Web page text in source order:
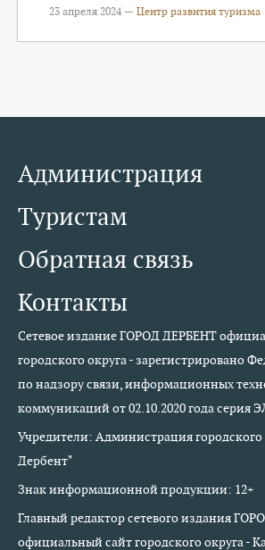
23 апреля 2024 — Центр развития туризма
Администрация
Туристам
Обратная связь
Контакты
Сетевое издание ГОРОД ДЕРБЕНТ
городского округа - зарегистрировано
по надзору связи, информационных
коммуникаций от 02.10.2020 года серия
Учредители: Администрация городского
Дербент"
Знак информационной продукции: 12+
Главный редактор сетевого издания
официальный сайт городского округа -